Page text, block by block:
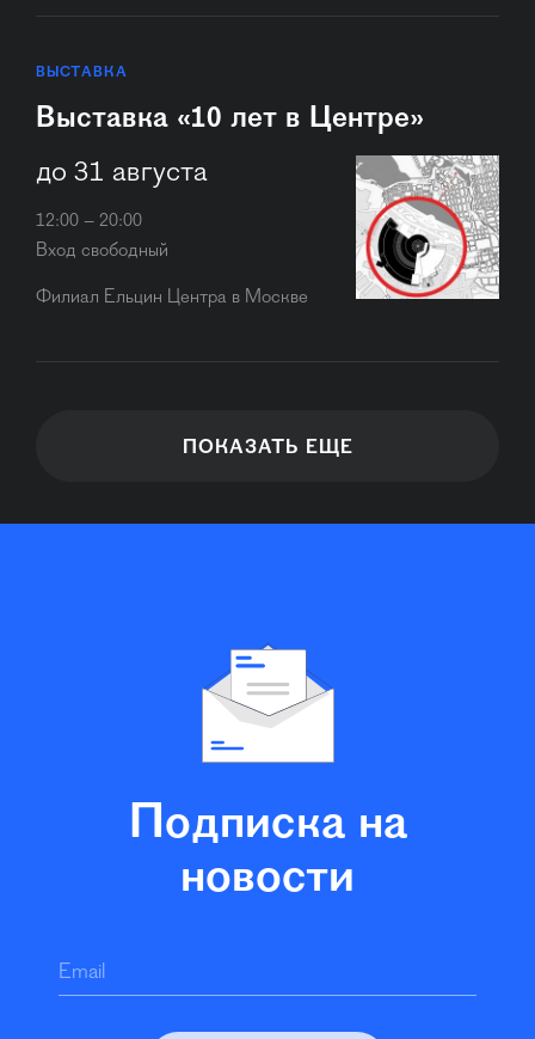
ВЫСТАВКА
Выставка «10 лет в Центре»
до 31 августа
12:00 – 20:00
Вход свободный
Филиал Ельцин Центра в Москве
ПОКАЗАТЬ ЕЩЕ
Подписка на
новости
Email